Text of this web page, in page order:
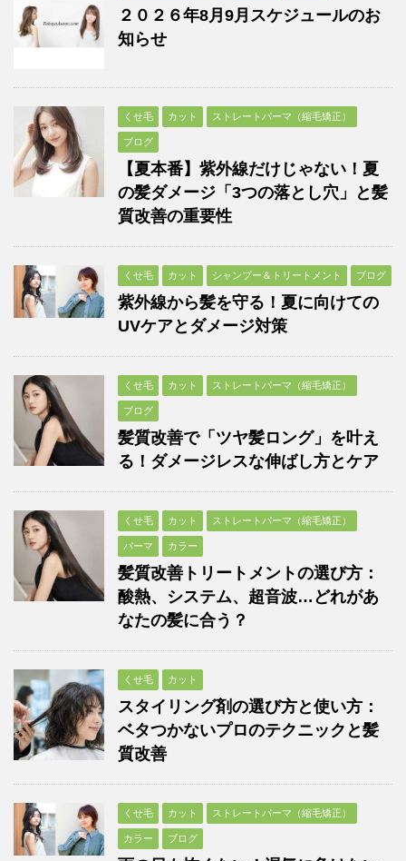
２０２６年8月9月スケジュールのお
知らせ
くせ毛 カット ストレートパーマ（縮毛矯正）
ブログ
【夏本番】紫外線だけじゃない！夏
の髪ダメージ「3つの落とし穴」と髪
質改善の重要性
くせ毛 カット シャンプー＆トリートメント ブログ
紫外線から髪を守る！夏に向けての
UVケアとダメージ対策
くせ毛 カット ストレートパーマ（縮毛矯正）
ブログ
髪質改善で「ツヤ髪ロング」を叶え
る！ダメージレスな伸ばし方とケア
くせ毛 カット ストレートパーマ（縮毛矯正）
パーマ カラー
髪質改善トリートメントの選び方：
酸熱、システム、超音波…どれがあ
なたの髪に合う？
くせ毛 カット
スタイリング剤の選び方と使い方：
ベタつかないプロのテクニックと髪
質改善
くせ毛 カット ストレートパーマ（縮毛矯正）
カラー ブログ